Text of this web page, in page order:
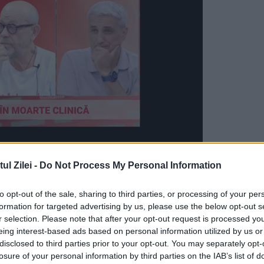
Zilei - Do Not Process My Personal Information
opt-out of the sale, sharing to third parties, or processing of your
for targeted advertising by us, please use the below opt-out
selection. Please note that after your opt-out request is processed
interest-based ads based on personal information utilized by us
to third parties prior to your opt-out. You may separately
of your personal information by third parties on the IAB’s list of
Județean Tulcea, prin președintele Horia
în calitate de președinte al Asociației
din România, și de către Spitalul
Guvernul României a aprobat modificarea și